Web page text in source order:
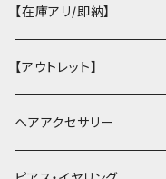
【在庫アリ/即納】
【アウトレット】
ヘアアクセサリー